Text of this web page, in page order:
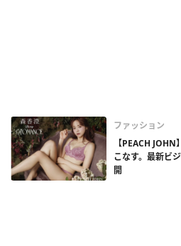
ファッション
【PEACH
こなす。最新ビ
開